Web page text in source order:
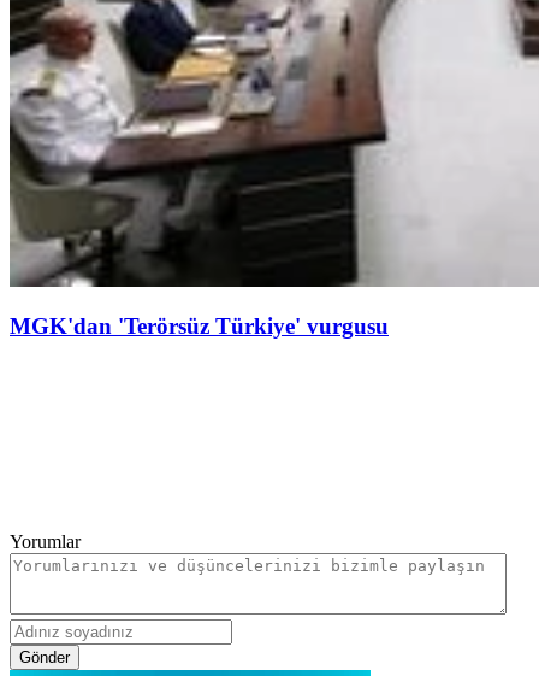
MGK'dan 'Terörsüz Türkiye' vurgusu
Yorumlar
Gönder